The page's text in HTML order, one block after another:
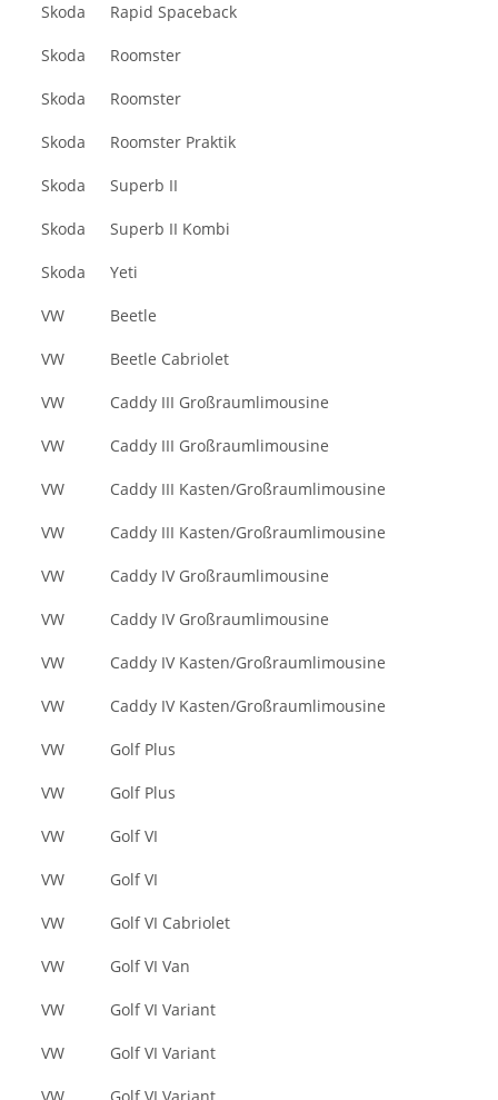
Skoda Rapid Spaceback
Skoda Roomster
Skoda Roomster
Skoda Roomster Praktik
Skoda Superb II
Skoda Superb II Kombi
Skoda Yeti
VW Beetle
VW Beetle Cabriolet
VW Caddy III Großraumlimousine
VW Caddy III Großraumlimousine
VW Caddy III Kasten/Großraumlimousine
VW Caddy III Kasten/Großraumlimousine
VW Caddy IV Großraumlimousine
VW Caddy IV Großraumlimousine
VW Caddy IV Kasten/Großraumlimousine
VW Caddy IV Kasten/Großraumlimousine
VW Golf Plus
VW Golf Plus
VW Golf VI
VW Golf VI
VW Golf VI Cabriolet
VW Golf VI Van
VW Golf VI Variant
VW Golf VI Variant